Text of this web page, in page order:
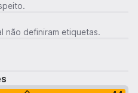
não definiram etiquetas.